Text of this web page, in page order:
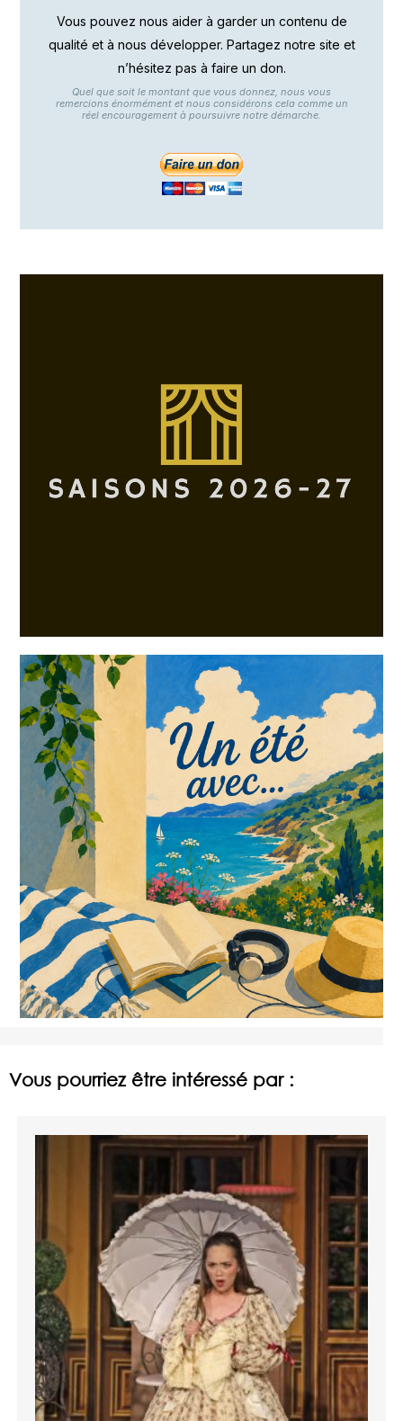
Vous pouvez nous aider à garder un contenu de
qualité et à nous développer. Partagez notre site et
n’hésitez pas à faire un don.
Quel que soit le montant que vous donnez, nous vous
remercions énormément et nous considérons cela comme un
réel encouragement à poursuivre notre démarche.
Vous pourriez être intéressé par :